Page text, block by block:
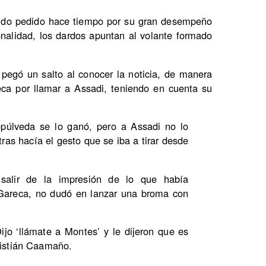
pedido hace tiempo por su gran desempeño
los dardos apuntan al volante formado
un salto al conocer la noticia, de manera
por llamar a Assadi, teniendo en cuenta su
se lo ganó, pero a Assadi no lo
hacía el gesto que se iba a tirar desde
de la impresión de lo que había
no dudó en lanzar una broma con
‘llámate a Montes’ y le dijeron que es
Caamaño.